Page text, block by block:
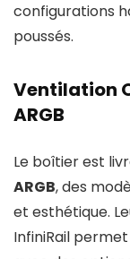
configurations
poussés.
Ventilation
ARGB
Le boîtier est
ARGB, des
et esthétique.
InfiniRail